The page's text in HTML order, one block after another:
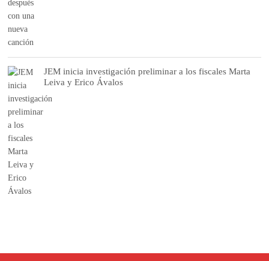
JEM inicia investigación preliminar a los fiscales Marta
Leiva y Erico Ávalos